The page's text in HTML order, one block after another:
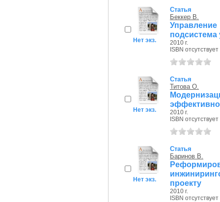
Нет экз.
Статья
Беккер В.
подсистема
2010 г.
ISBN отсутствует
Нет экз.
Статья
Титова О.
2010 г.
ISBN отсутствует
Нет экз.
Статья
Баринов В.
проекту
2010 г.
ISBN отсутствует